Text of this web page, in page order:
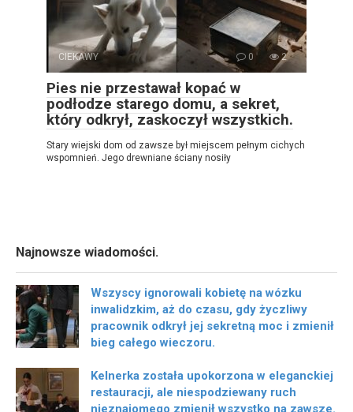
CIEKAWY 0 2
Pies nie przestawał kopać w
podłodze starego domu, a sekret,
który odkrył, zaskoczył wszystkich.
Stary wiejski dom od zawsze był miejscem pełnym cichych
wspomnień. Jego drewniane ściany nosiły
Najnowsze wiadomości.
Wszyscy ignorowali kobietę na wózku
inwalidzkim, aż do czasu, gdy życzliwy
pracownik odkrył jej sekretną moc i zmienił
bieg całego wieczoru.
Kelnerka została upokorzona w eleganckiej
restauracji, ale niespodziewany ruch
nieznajomego zmienił wszystko na zawsze.